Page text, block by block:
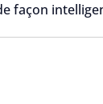
façon